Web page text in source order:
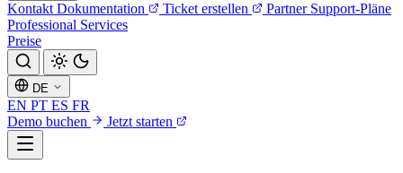
Kontakt Dokumentation Ticket erstellen Partner Support-Pläne
Professional Services
Preise
DE
EN PT ES FR
Demo buchen
Jetzt starten